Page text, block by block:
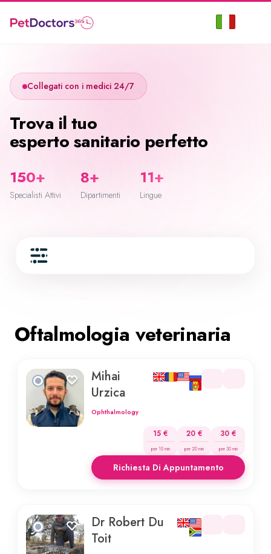
Collegati con i medici 24/7
Trova il tuo
esperto sanitario perfetto
150+
Specialisti Attivi
8+
Dipartimenti
11+
Lingue
Oftalmologia veterinaria
Mihai
Urzica
Ophthalmology
15 €
per 15 min
20 €
per 20 min
30 €
per 30 min
Richiesta Di Appuntamento
Dr Robert Du
Toit